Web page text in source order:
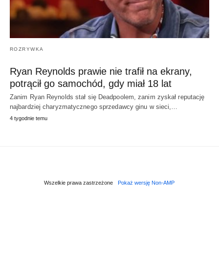
ROZRYWKA
Ryan Reynolds prawie nie trafił na ekrany,
potrącił go samochód, gdy miał 18 lat
Zanim Ryan Reynolds stał się Deadpoolem, zanim zyskał reputację
najbardziej charyzmatycznego sprzedawcy ginu w sieci,…
4 tygodnie temu
Wszelkie prawa zastrzeżone Pokaż wersję Non-AMP